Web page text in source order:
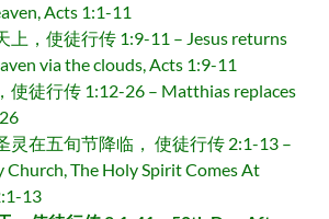
Acts 1:1-11
上，使徒行传 1:9-11 – Jesus returns
via the clouds, Acts 1:9-11
使徒行传 1:12-26 – Matthias replaces
灵在五旬节降临， 使徒行传 2:1-13 –
Church, The Holy Spirit Comes At
13